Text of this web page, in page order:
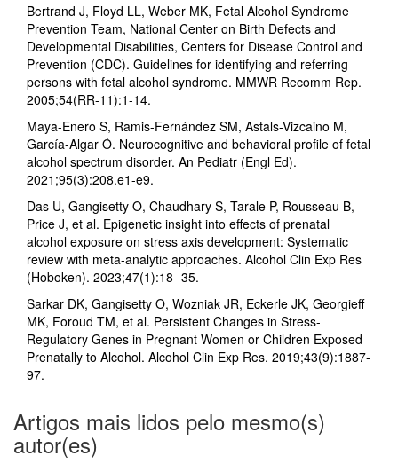
Bertrand J, Floyd LL, Weber MK, Fetal Alcohol Syndrome
Prevention Team, National Center on Birth Defects and
Developmental Disabilities, Centers for Disease Control and
Prevention (CDC). Guidelines for identifying and referring
persons with fetal alcohol syndrome. MMWR Recomm Rep.
2005;54(RR-11):1-14.
Maya-Enero S, Ramis-Fernández SM, Astals-Vizcaino M,
García-Algar Ó. Neurocognitive and behavioral profile of fetal
alcohol spectrum disorder. An Pediatr (Engl Ed).
2021;95(3):208.e1-e9.
Das U, Gangisetty O, Chaudhary S, Tarale P, Rousseau B,
Price J, et al. Epigenetic insight into effects of prenatal
alcohol exposure on stress axis development: Systematic
review with meta-analytic approaches. Alcohol Clin Exp Res
(Hoboken). 2023;47(1):18- 35.
Sarkar DK, Gangisetty O, Wozniak JR, Eckerle JK, Georgieff
MK, Foroud TM, et al. Persistent Changes in Stress-
Regulatory Genes in Pregnant Women or Children Exposed
Prenatally to Alcohol. Alcohol Clin Exp Res. 2019;43(9):1887-
97.
Artigos mais lidos pelo mesmo(s)
autor(es)